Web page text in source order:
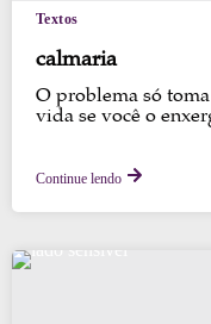
Textos
calmaria
O problema só
vida se você o
Continue lendo